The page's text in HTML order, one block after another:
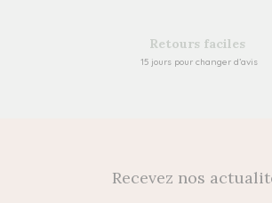
Retours faciles
15 jours pour changer d’avis
Recevez nos